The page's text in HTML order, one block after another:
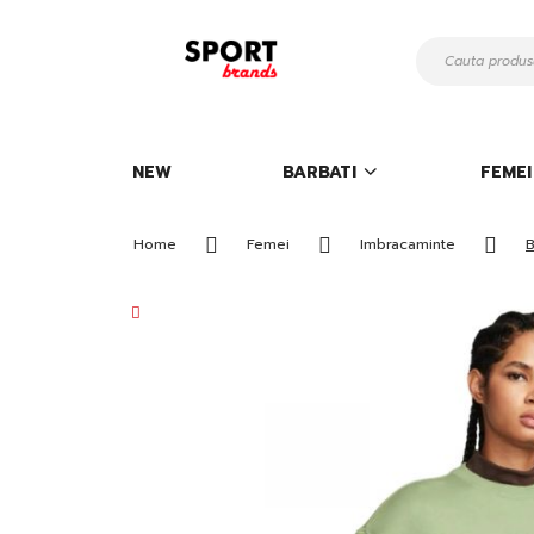
Continut
NEW BARBATI FEMEI
Home Femei Imbracaminte